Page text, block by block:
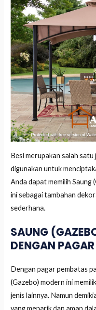
Besi merupakan salah
digunakan untuk
Anda dapat memilih Saung
ini sebagai tambahan
sederhana.
SAUNG
DENGAN PAGAR
Dengan pagar pembatas
(Gazebo) modern ini
jenis lainnya. Namun
yang menarik dan aman